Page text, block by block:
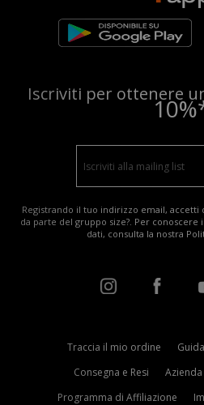
Iscriviti per ottenere
Registrando il tuo indirizzo email,
da parte del gruppo size?. Per
dati, consulta la nostra
Traccia il mio ordine
Consegna e Resi
Azienda
Programma di Affiliazione